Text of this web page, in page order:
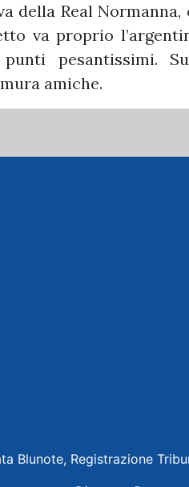
della Real
va proprio
pesantissimi.
amiche.
Blunote, Registrazione